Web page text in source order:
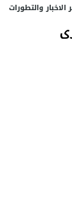
الاخبار والتطورات